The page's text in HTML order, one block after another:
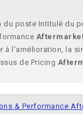
du poste Intitulé du
à l'amélioration, la
de Pricing
& Performance